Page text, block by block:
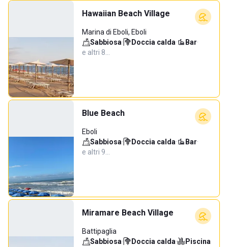
Hawaiian Beach Village
Marina di Eboli, Eboli
Sabbiosa· Doccia calda· Bar·
e altri 8…
Blue Beach
Eboli
Sabbiosa· Doccia calda· Bar·
e altri 9…
Miramare Beach Village
Battipaglia
Sabbiosa· Doccia calda·
Piscina